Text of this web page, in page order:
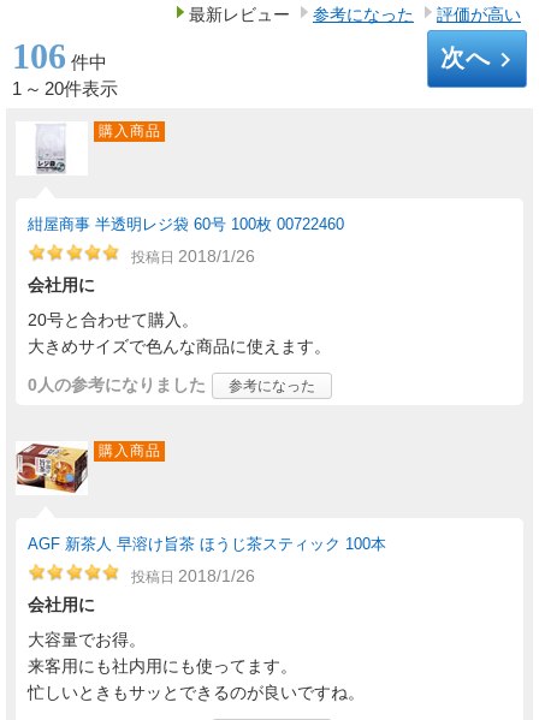
最新レビュー 参考になった 評価が高い
106 件中
1 ～ 20件表示
次へkeyboard_arrow_right
購入商品
紺屋商事 半透明レジ袋 60号 100枚 00722460
投稿日 2018/1/26
会社用に
20号と合わせて購入。
大きめサイズで色んな商品に使えます。
0人の参考になりました 参考になった
購入商品
AGF 新茶人 早溶け旨茶 ほうじ茶スティック 100本
投稿日 2018/1/26
会社用に
大容量でお得。
来客用にも社内用にも使ってます。
忙しいときもサッとできるのが良いですね。